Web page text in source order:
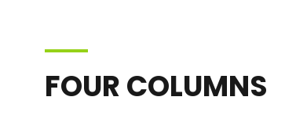
FOUR COLUMNS